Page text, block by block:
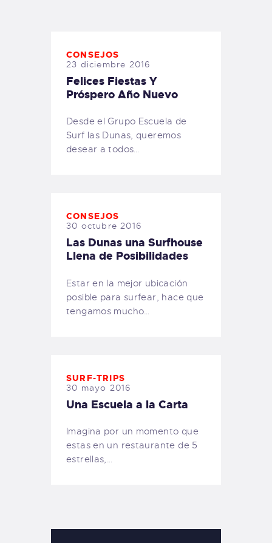
CONSEJOS
23 diciembre 2016
Felices Fiestas Y
Próspero Año Nuevo
Desde el Grupo Escuela de
Surf las Dunas, queremos
desear a todos…
CONSEJOS
30 octubre 2016
Las Dunas una Surfhouse
Llena de Posibilidades
Estar en la mejor ubicación
posible para surfear, hace que
tengamos mucho…
SURF-TRIPS
30 mayo 2016
Una Escuela a la Carta
Imagina por un momento que
estas en un restaurante de 5
estrellas,…